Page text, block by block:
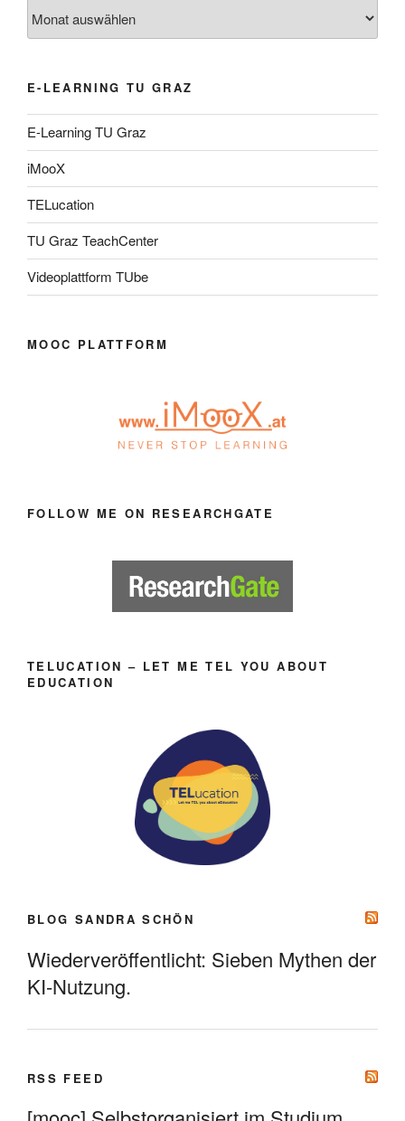
E-LEARNING TU GRAZ
E-Learning TU Graz
iMooX
TELucation
TU Graz TeachCenter
Videoplattform TUbe
MOOC PLATTFORM
FOLLOW ME ON RESEARCHGATE
TELUCATION – LET ME TEL YOU ABOUT
EDUCATION
BLOG SANDRA SCHÖN
Wiederveröffentlicht: Sieben Mythen der
KI-Nutzung.
RSS FEED